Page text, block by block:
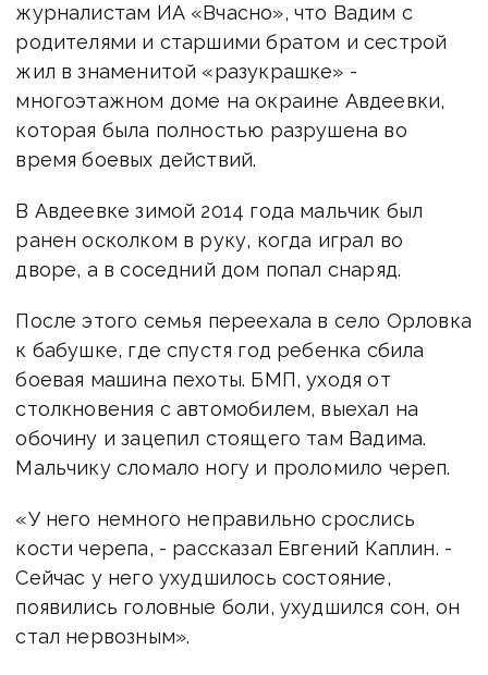
журналистам ИА «Вчасно», что Вадим с
родителями и старшими братом и сестрой
жил в знаменитой «разукрашке» -
многоэтажном доме на окраине Авдеевки,
которая была полностью разрушена во
время боевых действий.
В Авдеевке зимой 2014 года мальчик был
ранен осколком в руку, когда играл во
дворе, а в соседний дом попал снаряд.
После этого семья переехала в село Орловка
к бабушке, где спустя год ребенка сбила
боевая машина пехоты. БМП, уходя от
столкновения с автомобилем, выехал на
обочину и зацепил стоящего там Вадима.
Мальчику сломало ногу и проломило череп.
«У него немного неправильно срослись
кости черепа, - рассказал Евгений Каплин. -
Сейчас у него ухудшилось состояние,
появились головные боли, ухудшился сон, он
стал нервозным».